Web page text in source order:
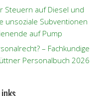
Steuern auf Diesel und
unsoziale Subventionen
auf Pump
– Fachkundige
Personalbuch 2026